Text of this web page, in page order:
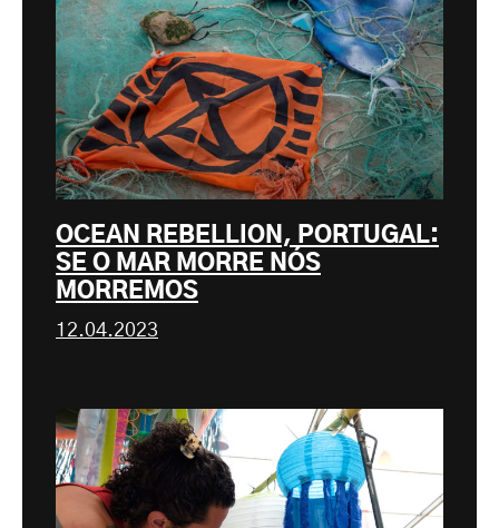
OCEAN REBELLION, PORTUGAL:
SE O MAR MORRE NÓS
MORREMOS
12.04.2023